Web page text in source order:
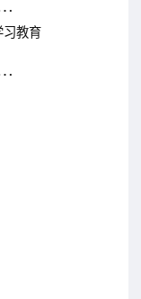
习教育